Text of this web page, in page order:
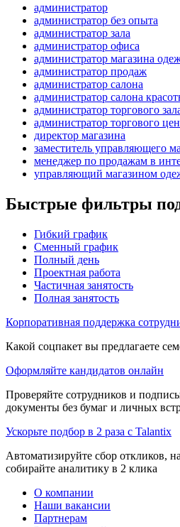
администратор
администратор без опыта
администратор зала
администратор офиса
администратор магазина
администратор продаж
администратор салона
администратор салона
администратор торгового
администратор торгового
директор магазина
заместитель управляющего
менеджер по продажам в
управляющий магазином
Быстрые фильтры
Гибкий график
Сменный график
Полный день
Проектная работа
Частичная занятость
Полная занятость
Корпоративная поддержка
Какой соцпакет вы предлагаете
Оформляйте кандидатов онлайн
Проверяйте сотрудников и
документы без бумаг и личных
Ускорьте подбор в 2 раза с Talantix
Автоматизируйте сбор откликов,
собирайте аналитику в 2 клика
О компании
Наши вакансии
Партнерам